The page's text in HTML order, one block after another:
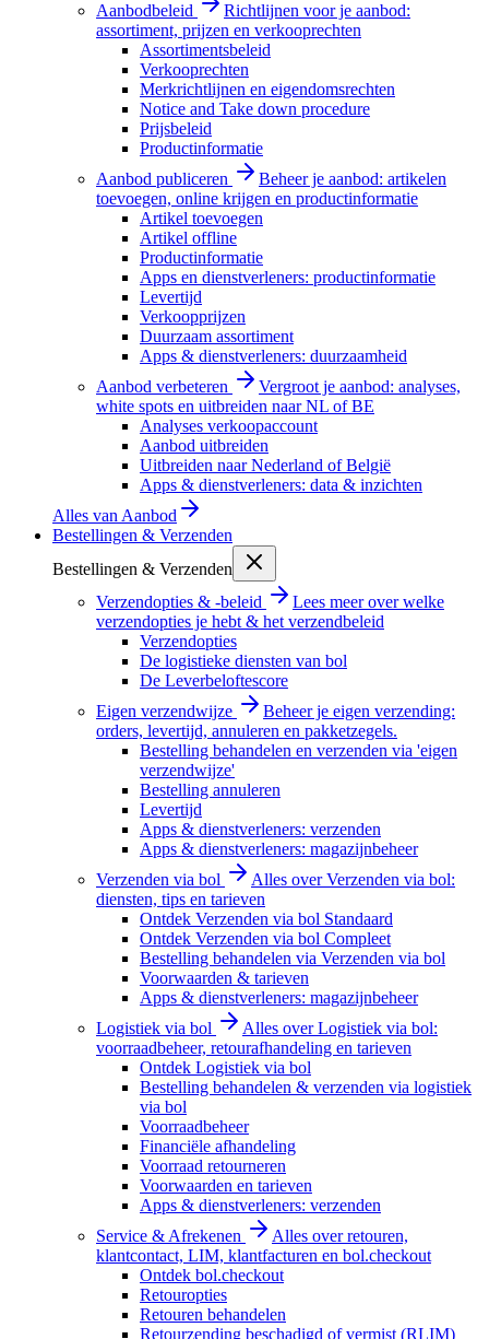
Aanbodbeleid
Richtlijnen voor je aanbod:
assortiment, prijzen en verkooprechten
Assortimentsbeleid
Verkooprechten
Merkrichtlijnen en eigendomsrechten
Notice and Take down procedure
Prijsbeleid
Productinformatie
Aanbod publiceren
Beheer je aanbod: artikelen
toevoegen, online krijgen en productinformatie
Artikel toevoegen
Artikel offline
Productinformatie
Apps en dienstverleners: productinformatie
Levertijd
Verkoopprijzen
Duurzaam assortiment
Apps & dienstverleners: duurzaamheid
Aanbod verbeteren
Vergroot je aanbod: analyses,
white spots en uitbreiden naar NL of BE
Analyses verkoopaccount
Aanbod uitbreiden
Uitbreiden naar Nederland of België
Apps & dienstverleners: data & inzichten
Alles van Aanbod
Bestellingen & Verzenden
Bestellingen & Verzenden
Verzendopties & -beleid
Lees meer over welke
verzendopties je hebt & het verzendbeleid
Verzendopties
De logistieke diensten van bol
De Leverbeloftescore
Eigen verzendwijze
Beheer je eigen verzending:
orders, levertijd, annuleren en pakketzegels.
Bestelling behandelen en verzenden via 'eigen
verzendwijze'
Bestelling annuleren
Levertijd
Apps & dienstverleners: verzenden
Apps & dienstverleners: magazijnbeheer
Verzenden via bol
Alles over Verzenden via bol:
diensten, tips en tarieven
Ontdek Verzenden via bol Standaard
Ontdek Verzenden via bol Compleet
Bestelling behandelen via Verzenden via bol
Voorwaarden & tarieven
Apps & dienstverleners: magazijnbeheer
Logistiek via bol
Alles over Logistiek via bol:
voorraadbeheer, retourafhandeling en tarieven
Ontdek Logistiek via bol
Bestelling behandelen & verzenden via logistiek
via bol
Voorraadbeheer
Financiële afhandeling
Voorraad retourneren
Voorwaarden en tarieven
Apps & dienstverleners: verzenden
Service & Afrekenen
Alles over retouren,
klantcontact, LIM, klantfacturen en bol.checkout
Ontdek bol.checkout
Retouropties
Retouren behandelen
Retourzending beschadigd of vermist (RLIM)